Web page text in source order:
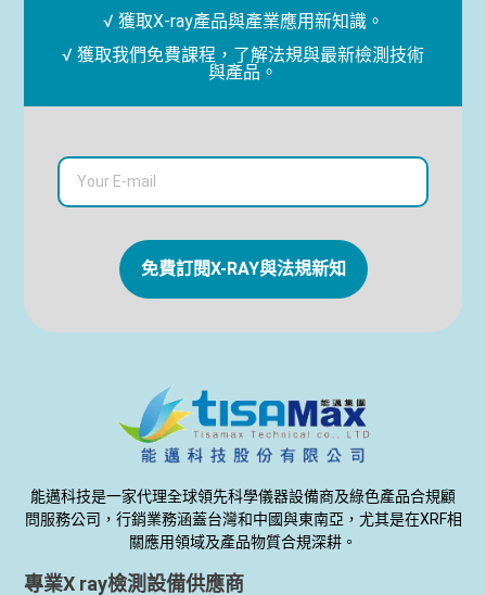
√ 獲取X-ray產品與產業應用新知識。
√ 獲取我們免費課程，了解法規與最新檢測技術
與產品。
免費訂閱X-RAY與法規新知
能邁科技是一家代理全球領先科學儀器設備商及綠色產品合規顧
問服務公司，行銷業務涵蓋台灣和中國與東南亞，尤其是在XRF相
關應用領域及產品物質合規深耕。
專業X ray檢測設備供應商